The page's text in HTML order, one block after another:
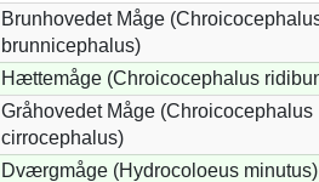
Brunhovedet Måge
brunnicephalus)
Hættemåge (Chroicocephalus
Gråhovedet Måge (Chroicocephalus
cirrocephalus)
Dværgmåge (Hydrocoloeus minutus)